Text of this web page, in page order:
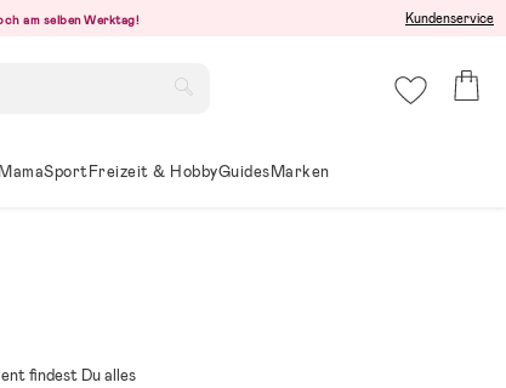
am selben Werktag! Kundenservice
MamaSportFreizeit & HobbyGuidesMarken
findest Du alles